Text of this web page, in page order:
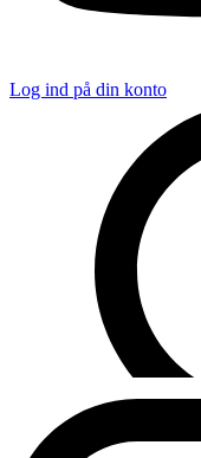
Log ind på din konto